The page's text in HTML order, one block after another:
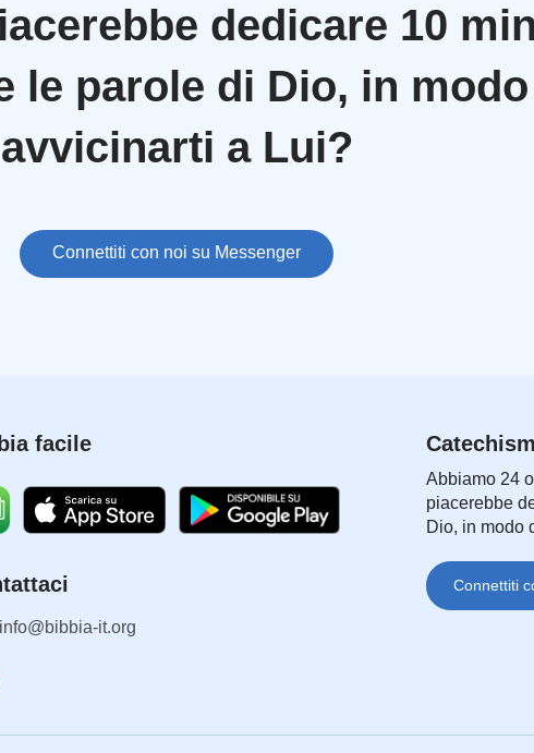
dedicare 10
le parole di Dio, in
avvicinarti a Lui?
Connettiti con noi su Messenger
facile
info@bibbia-it.org
Abbiamo 24
piacerebbe
Dio, in modo
Connettiti